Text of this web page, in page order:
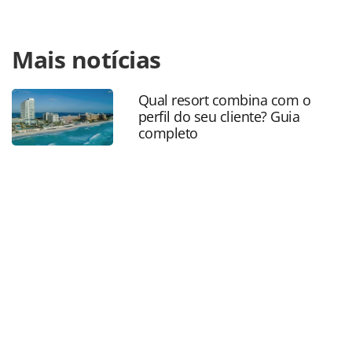
https://www.panrotas.com.br/mercado/tecnologia/2026/
adota-pix-parcelado-como-alternativa-ao-cartao-de-
credito_226499.html ou as ferramentas oferecidas na
página. Todo o conteúdo produzido pela PANROTAS
Editora é protegido pela legislação brasileira sobre direito
autoral. Não reproduza o conteúdo sem autorização da
Mais notícias
Qual resort combina com o
perfil do seu cliente? Guia
completo